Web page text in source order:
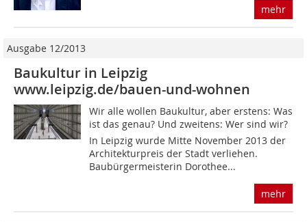
mehr
Ausgabe 12/2013
Baukultur in Leipzig
www.leipzig.de/bauen-und-wohnen
Wir alle wollen Baukultur, aber erstens: Was
ist das genau? Und zweitens: Wer sind wir?
In Leipzig wurde Mitte November 2013 der
Architekturpreis der Stadt verliehen.
Baubürgermeisterin Dorothee...
mehr